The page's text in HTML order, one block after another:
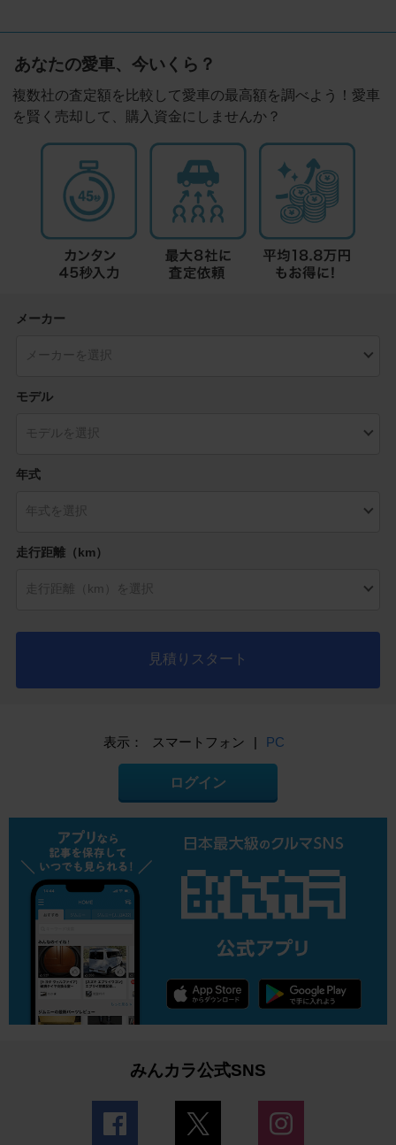
あなたの愛車、今いくら？
複数社の査定額を比較して愛車の最高額を調べよう！愛車
を賢く売却して、購入資金にしませんか？
メーカー
モデル
年式
走行距離（km）
見積りスタート
表示： スマートフォン | PC
ログイン
みんカラ公式SNS